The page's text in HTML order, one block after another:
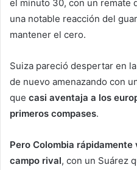
el minuto 30, con un remate
una notable reacción del
mantener el cero.
Suiza pareció despertar en
de nuevo amenazando con
que casi aventaja a los
primeros compases.
Pero Colombia
campo rival, con un Suárez